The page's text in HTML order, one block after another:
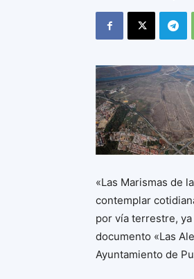
«Las Marismas de
contemplar
por vía terrestre, ya
documento «Las
Ayuntamiento de